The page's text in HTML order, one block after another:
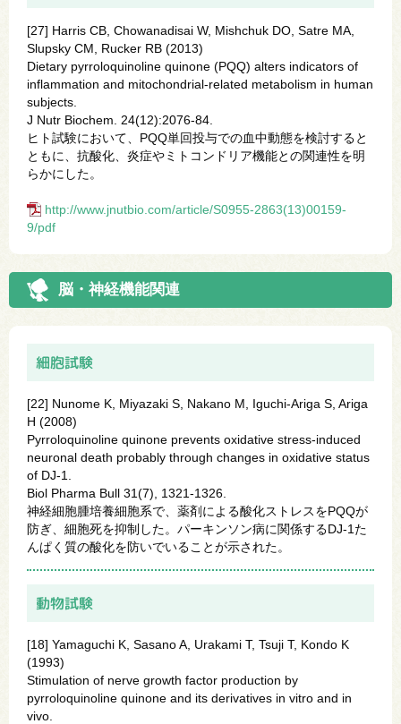
[27] Harris CB, Chowanadisai W, Mishchuk DO, Satre MA,
Slupsky CM, Rucker RB (2013)
Dietary pyrroloquinoline quinone (PQQ) alters indicators of
inflammation and mitochondrial-related metabolism in human
subjects.
J Nutr Biochem. 24(12):2076-84.
ヒト試験において、PQQ単回投与での血中動態を検討すると
ともに、抗酸化、炎症やミトコンドリア機能との関連性を明
らかにした。
http://www.jnutbio.com/article/S0955-2863(13)00159-
9/pdf
脳・神経機能関連
細胞試験
[22] Nunome K, Miyazaki S, Nakano M, Iguchi-Ariga S, Ariga
H (2008)
Pyrroloquinoline quinone prevents oxidative stress-induced
neuronal death probably through changes in oxidative status
of DJ-1.
Biol Pharma Bull 31(7), 1321-1326.
神経細胞腫培養細胞系で、薬剤による酸化ストレスをPQQが
防ぎ、細胞死を抑制した。パーキンソン病に関係するDJ-1た
んぱく質の酸化を防いでいることが示された。
動物試験
[18] Yamaguchi K, Sasano A, Urakami T, Tsuji T, Kondo K
(1993)
Stimulation of nerve growth factor production by
pyrroloquinoline quinone and its derivatives in vitro and in
vivo.